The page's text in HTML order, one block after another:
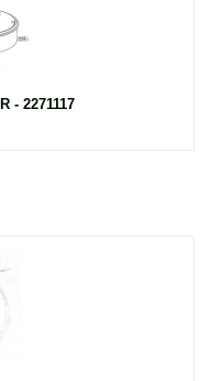
- 2271117